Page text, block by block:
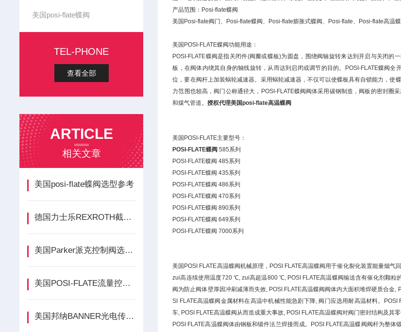
美国posi-flate蝶阀
TEL-PHONE
查看全部
ARTICLE
相关文章
美国posi-flate蝶阀选型参考
德国力士乐REXROTH截止阀根据用途
美国Parker派克控制阀选型的重要性
美国POSI-FLATE流量控制阀介绍
美国邦纳BANNER光电传感工业设备
产品范围：Posi-flate蝶阀
美国Posi-flate阀门、Posi-flate蝶阀、Posi-flate膨胀式蝶阀、Posi-flate、Posi-flate高温
美国POSI-FLATE蝶阀功能用途：
POSI-FLATE蝶阀是指关闭件(阀瓣或蝶板)为圆盘，围绕阀轴旋转来达到开启与关闭
板，在阀体内绕其自身的轴线旋转，从而达到启闭或调节的目的。POSI-FLATE蝶阀
位，要在阀杆上加装蜗轮减速器。采用蜗轮减速器，不仅可以使蝶板具有自锁能力，
力范围也较高，阀门公称通径大，POSI-FLATE蝶阀阀体采用碳钢制造，阀板的密封
和煤气管道。授权代理美国posi-flate高温蝶阀
美国POSI-FLATE主要型号：
POSI-FLATE蝶阀 585系列
POSI-FLATE蝶阀 485系列
POSI-FLATE蝶阀 435系列
POSI-FLATE蝶阀 486系列
POSI-FLATE蝶阀 470系列
POSI-FLATE蝶阀 890系列
POSI-FLATE蝶阀 649系列
POSI-FLATE蝶阀 7000系列
美国POSI FLATE高温蝶阀机械原理，POSI FLATE高温蝶阀用于催化裂化装置能量烟
zui高连续使用温度720 ℃, zui高超温800 ℃, POSI FLATE高温蝶阀输送含有催化剂颗粒
阀为防止阀体壁厚因冲刷减薄而失效, POSI FLATE高温蝶阀阀体内大面积堆焊硬质合金
SI FLATE高温蝶阀金属材料在高温中机械性能急剧下降, 阀门应选用耐高温材料。
车, POSI FLATE高温蝶阀从而造成重大事故, POSI FLATE高温蝶阀对阀门密封结构及其
POSI FLATE高温蝶阀体由钢板和锻件法兰焊接而成。POSI FLATE高温蝶阀阀杆为整